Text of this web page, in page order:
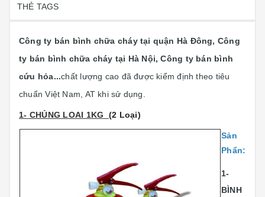
THẺ TAGS
Công ty bán bình chữa cháy tại quận Hà Đông, Công
ty bán bình chữa cháy tại Hà Nội, Công ty bán bình
cứu hỏa...chất lượng cao đã được kiểm định theo tiêu
chuẩn Việt Nam, AT khi sử dụng.
1- CHỦNG LOAI 1KG (2 Loại)
Sản
Phẩn:
1-
BÌNH